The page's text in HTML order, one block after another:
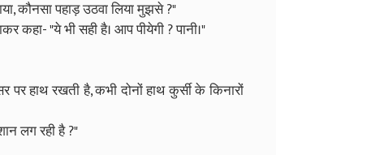
कौनसा पहाड़ उठवा लिया मुझसे ?"
"ये भी सही है। आप पीयेगी ? पानी।"
हाथ रखती है, कभी दोनों हाथ कुर्सी के किनारों
लग रही है ?"